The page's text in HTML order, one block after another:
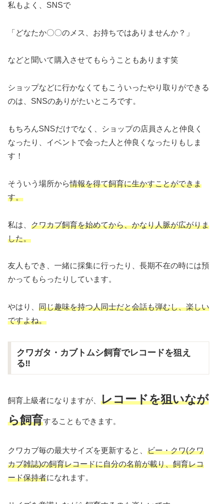
私もよく、SNSで
「どなたか〇〇のメス、お持ちではありませんか？」
などと聞いて購入させてもらうこともあります笑
ショップなどに行かなくてもこういったやり取りができる
のは、SNSのありがたいところです。
もちろんSNSだけでなく、ショップの店員さんと仲良く
なったり、イベントで会った人と仲良くなったりもしま
す！
そういう場所から情報を得て飼育に生かすことができま
す。
私は、 クワカブ飼育を始めてから、かなり人脈が広がりま
した。
友人もでき、一緒に採集に行ったり、長期不在の時には預
かってもらったりしています。
やはり、 同じ趣味を持つ人同士だと会話も弾むし、楽しい
ですよね。
クワガタ・カブトムシ飼育でレコードを狙え
る‼︎
飼育上級者になりますが、 レコードを狙いなが
ら飼育することもできます。
クワカブ毎の最大サイズを更新すると、 ビー・クワ(クワ
カブ雑誌)の飼育レコードに自分の名前が載り、飼育レコ
ード保持者になれます。